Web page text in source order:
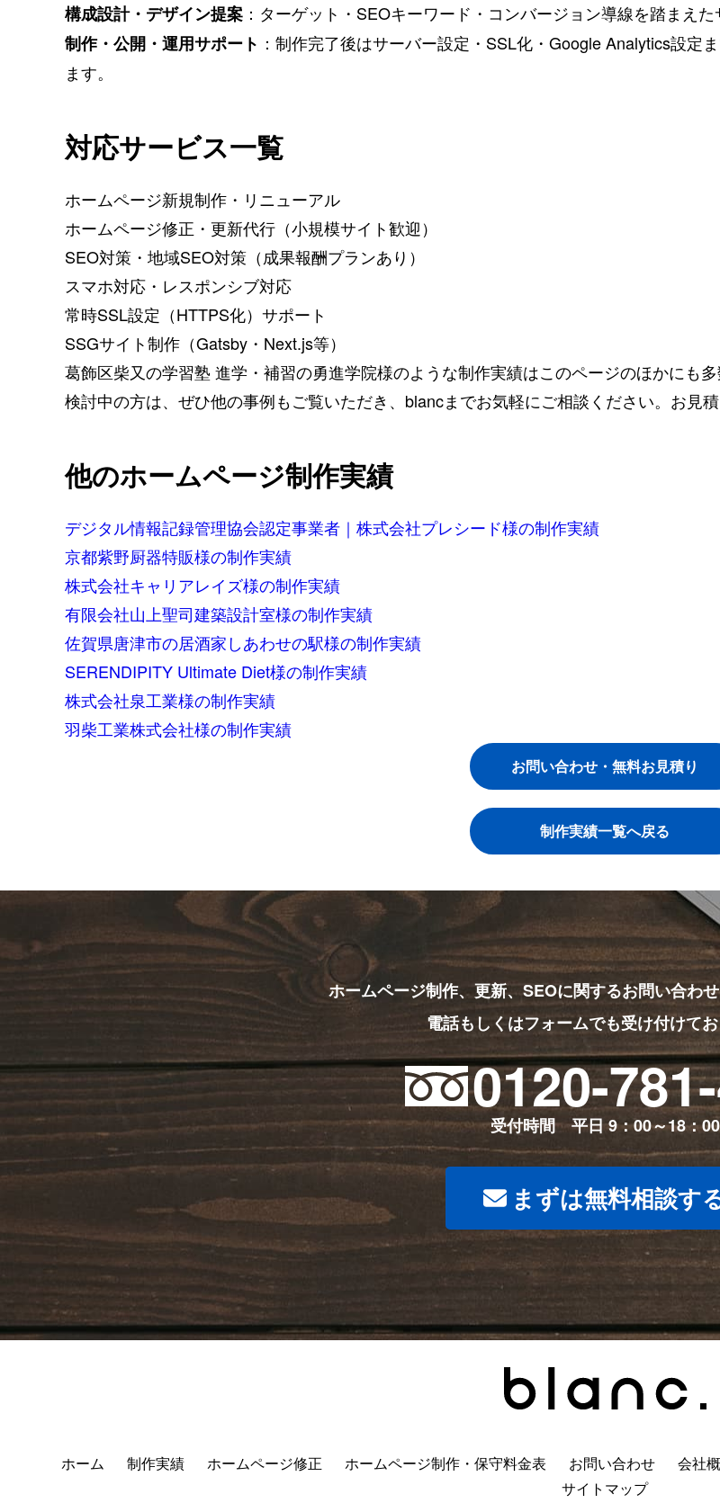
構成設計・デザイン提案 ：ターゲット・SEOキーワード・コンバージョン導線を踏まえ
制作・公開・運用サポート ：制作完了後はサーバー設定・SSL化・Google Analytics設
ます。
対応サービス一覧
ホームページ新規制作・リニューアル
ホームページ修正・更新代行（小規模サイト歓迎）
SEO対策・地域SEO対策（成果報酬プランあり）
スマホ対応・レスポンシブ対応
常時SSL設定（HTTPS化）サポート
SSGサイト制作（Gatsby・Next.js等）
葛飾区柴又の学習塾 進学・補習の勇進学院様のような制作実績はこのページのほかにも
検討中の方は、ぜひ他の事例もご覧いただき、blancまでお気軽にご相談ください。お見
他のホームページ制作実績
デジタル情報記録管理協会認定事業者｜株式会社プレシード様の制作実績
京都紫野厨器特販様の制作実績
株式会社キャリアレイズ様の制作実績
有限会社山上聖司建築設計室様の制作実績
佐賀県唐津市の居酒家しあわせの駅様の制作実績
SERENDIPITY Ultimate Diet様の制作実績
株式会社泉工業様の制作実績
羽柴工業株式会社様の制作実績
お問い合わせ・無料お見積り
制作実績一覧へ戻る
ホームページ制作、更新、SEOに関するお問い合わ
電話もしくはフォームでも受け付けて
0120-
受付時間 平日 9：00～18：00
まずは無料相談す
ホーム 制作実績 ホームページ修正 ホームページ制作・保守料金表 お問い合わせ 会社
サイトマップ